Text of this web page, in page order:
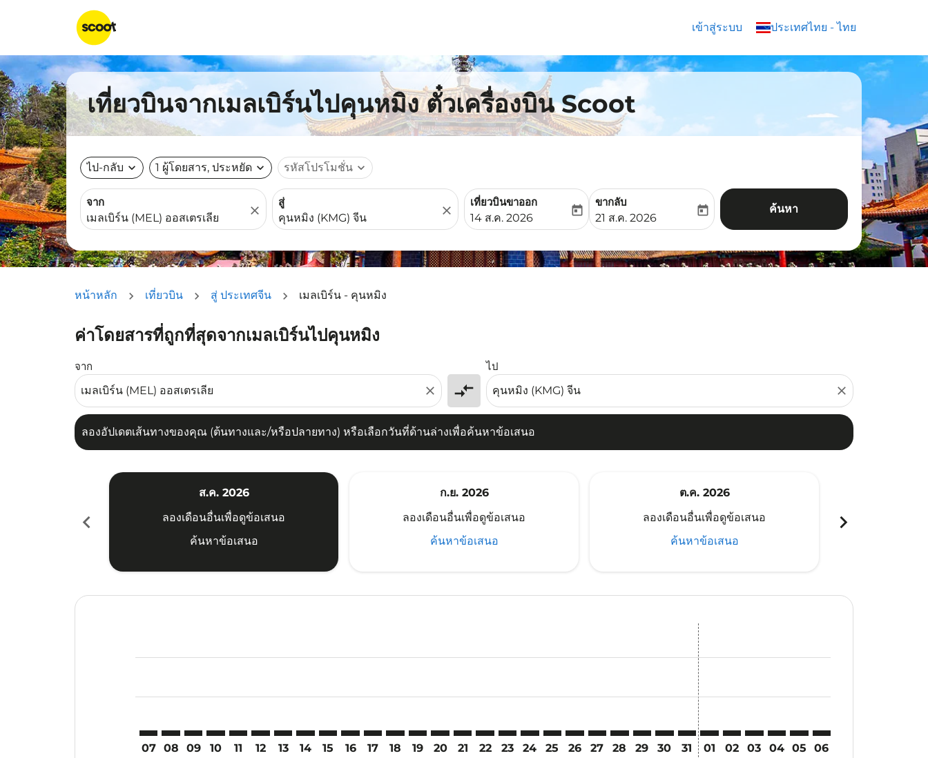
เข้าสู่ระบบ ประเทศไทย - ไทย
keyboard_arrow_down
เที่ยวบินจากเมลเบิร์นไปคุนหมิง ตั๋วเครื่องบิน Scoot
ไป-กลับ expand_more 1 ผู้โดยสาร, ประหยัด expand_more รหัสโปรโมชั่น expand_more
จาก
close
สู่
close
เที่ยวบินขาออก
fc-booking-departure-date-aria-label
14 ส.ค. 2026
today
ขากลับ
fc-booking-return-date-aria-label
21 ส.ค. 2026
today ค้นหา
หน้าหลัก เที่ยวบิน สู่ ประเทศจีน เมลเบิร์น - คุนหมิง
ค่าโดยสารที่ถูกที่สุดจากเมลเบิร์นไปคุนหมิง
จาก
close compare_arrows
ไป
close
ลองอัปเดตเส้นทางของคุณ (ต้นทางและ/หรือปลายทาง) หรือเลือกวันที่ด้านล่างเพื่อค้นหาข้อเสนอ
ลองอัปเดตเส้นทางของคุณ (ต้นทางและ/หรือปลายทาง) หรือเลือกวันที่ด้านล่างเพื่อค้นหาข้อเสนอ
chevron_left
ส.ค. 2026
ลองเดือนอื่นเพื่อดูข้อเสนอ
ค้นหาข้อเสนอ
ก.ย. 2026
ลองเดือนอื่นเพื่อดูข้อเสนอ
ค้นหาข้อเสนอ
ต.ค. 2026
ลองเดือนอื่นเพื่อดูข้อเสนอ
ค้นหาข้อเสนอ
chevron_right
07 08 09 10 11 12 13 14 15 16 17 18 19
MEL–KMG: cmp-view-offers-disclaimer. ค้นหาข้อเสนอ
20
MEL–KMG: cmp-view-offers-disclaimer. ค้นหาข้อเสนอ
21
MEL–KMG: cmp-view-offers-disclaimer. ค้นหาข้อเสนอ
22
MEL–KMG: cmp-view-offers-disclaimer. ค้นหาข้อเสนอ
23
MEL–KMG: cmp-view-offers-disclaimer. ค้นหาข้อเสนอ
24
MEL–KMG: cmp-view-offers-disclaimer. ค้นหาข้อเสนอ
25
MEL–KMG: cmp-view-offers-disclaimer. ค้นหาข้อเสนอ
26
MEL–KMG: cmp-view-offers-disclaimer. ค้นหาข้อเสนอ
27
MEL–KMG: cmp-view-offers-disclaimer. ค้นหาข้อเสนอ
28
MEL–KMG: cmp-view-offers-disclaimer. ค้นหาข้อเสนอ
29
MEL–KMG: cmp-view-offers-disclaimer. ค้นหาข้อเสนอ
30
MEL–KMG: cmp-view-offers-disclaimer. ค้นหาข้อ
31 01 02 03 04 05 06